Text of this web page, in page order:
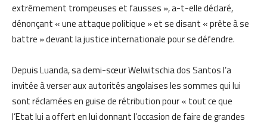
extrêmement trompeuses et fausses », a-t-elle déclaré,
dénonçant « une attaque politique » et se disant « prête à se
battre » devant la justice internationale pour se défendre.
Depuis Luanda, sa demi-sœur Welwitschia dos Santos l’a
invitée à verser aux autorités angolaises les sommes qui lui
sont réclamées en guise de rétribution pour « tout ce que
l’Etat lui a offert en lui donnant l’occasion de faire de grandes